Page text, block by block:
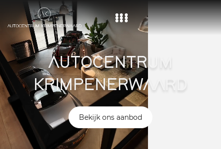
Home
Aanbod
Diensten
Over ons
Vacature
Contact
AUTOCENTRUM
KRIMPENERWAARD
Bekijk ons aanbod